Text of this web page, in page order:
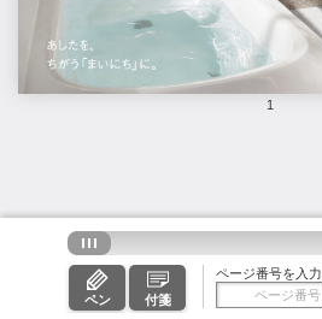
1
ペン 付箋
ページ番号を入力